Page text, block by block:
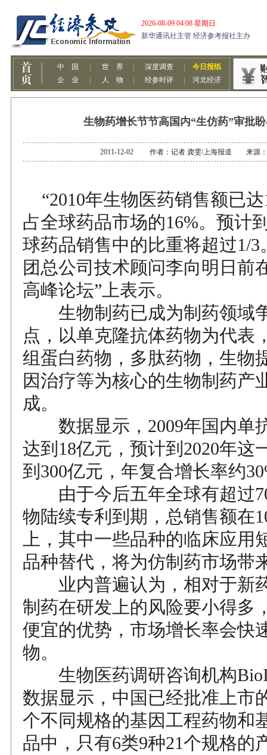
生物药增长节节高国内“生仿药”审批
2011-12-02 作者：记者 龚雯/上海报道 来源：
“2010年生物医药销售额已达
占全球药品市场的16%。预计
球药品销售中的比重将超过1/3
团总公司技术顾问李向明日前
高峰论坛”上表示。
生物制药已成为制药领域
点，以单克隆抗体药物为代表
组蛋白药物，多肽药物，生物
因治疗等为核心的生物制药产
成。
数据显示，2009年国内单
达到18亿元，预计到2020年这
到300亿元，年复合增长率约
由于今后五年全球有超过
物陆续专利到期，总销售额在
上，其中一些品种的临床应用
品种替代，将为仿制药市场带
业内普遍认为，相对于新
制药在研发上的风险要小得多
便宜的优势，市场增长率会快
物。
生物医药调研咨询机构
数据显示，中国已经批准上市
个不同规格的基因工程药物和
品中，只有6类9种21个规格的